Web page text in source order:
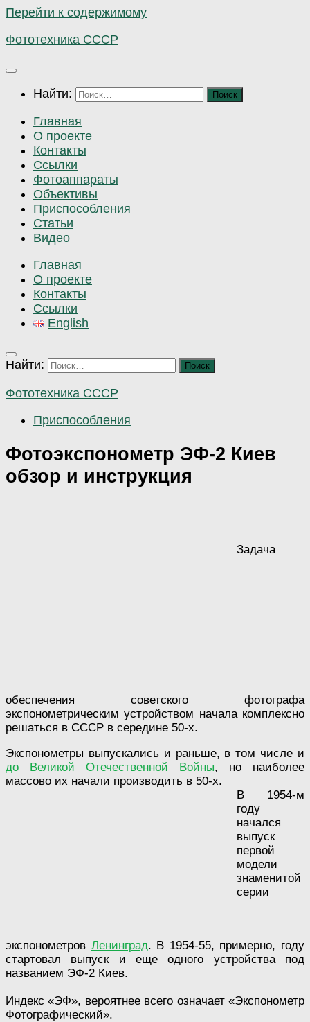
Перейти к содержимому
Фототехника СССР
Найти:
Главная
О проекте
Контакты
Ссылки
Фотоаппараты
Объективы
Приспособления
Статьи
Видео
Главная
О проекте
Контакты
Ссылки
English
Найти:
Фототехника СССР
Приспособления
Фотоэкспонометр ЭФ-2 Киев
обзор и инструкция
Задача
обеспечения советского фотографа
экспонометрическим устройством начала комплексно
решаться в СССР в середине 50-х.
Экспонометры выпускались и раньше, в том числе и
до Великой Отечественной Войны, но наиболее
массово их начали производить в 50-х.
В 1954-м
году
начался
выпуск
первой
модели
знаменитой
серии
экспонометров Ленинград. В 1954-55, примерно, году
стартовал выпуск и еще одного устройства под
названием ЭФ-2 Киев.
Индекс «ЭФ», вероятнее всего означает «Экспонометр
Фотографический».